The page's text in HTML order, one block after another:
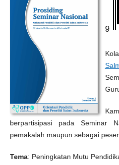
berpartisipasi pada Seminar
pemakalah maupun sebagai
Tema: Peningkatan Mutu